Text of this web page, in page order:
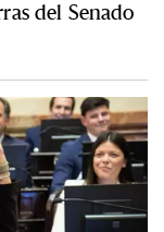
del Senado